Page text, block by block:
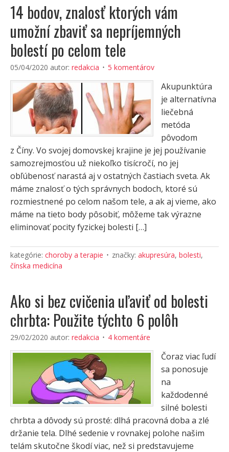
14 bodov, znalosť ktorých vám
umožní zbaviť sa nepríjemných
bolestí po celom tele
05/04/2020 autor: redakcia 5 komentárov
Akupunktúra
je alternatívna
liečebná
metóda
pôvodom
z Číny. Vo svojej domovskej krajine je jej používanie
samozrejmosťou už niekoľko tisícročí, no jej
obľúbenosť narastá aj v ostatných častiach sveta. Ak
máme znalosť o tých správnych bodoch, ktoré sú
rozmiestnené po celom našom tele, a ak aj vieme, ako
máme na tieto body pôsobiť, môžeme tak výrazne
eliminovať pocity fyzickej bolesti […]
kategórie: choroby a terapie značky: akupresúra, bolesti,
čínska medicína
Ako si bez cvičenia uľaviť od bolesti
chrbta: Použite týchto 6 polôh
29/02/2020 autor: redakcia 4 komentáre
Čoraz viac ľudí
sa ponosuje
na
každodenné
silné bolesti
chrbta a dôvody sú prosté: dlhá pracovná doba a zlé
držanie tela. Dlhé sedenie v rovnakej polohe našim
telám skutočne škodí viac, než si predstavujeme